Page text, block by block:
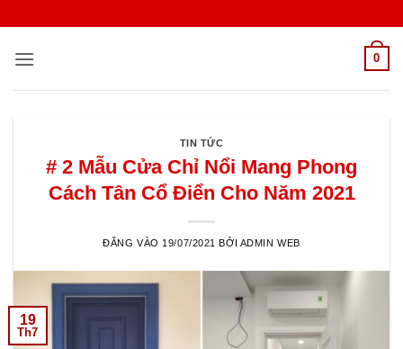
nội
0
TIN TỨC
# 2 Mẫu Cửa Chỉ Nổi Mang Phong
Cách Tân Cổ Điển Cho Năm 2021
ĐĂNG VÀO 19/07/2021 BỞI ADMIN WEB
19
Th7